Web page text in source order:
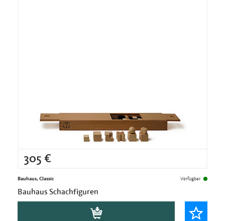
305 €
Bauhaus, Classic Verfügbar
Bauhaus Schachfiguren